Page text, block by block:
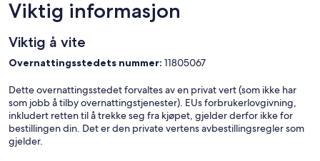
Viktig informasjon
Viktig å vite
Overnattingsstedets nummer: 11805067
Dette overnattingsstedet forvaltes av en privat vert (som ikke har
som jobb å tilby overnattingstjenester). EUs forbrukerlovgivning,
inkludert retten til å trekke seg fra kjøpet, gjelder derfor ikke for
bestillingen din. Det er den private vertens avbestillingsregler som
gjelder.